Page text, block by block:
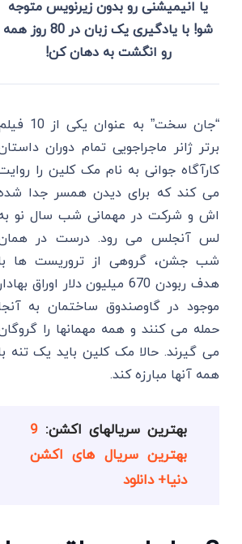
یا انیمیشنی رو بدون زیرنویس متوجه
شو! با یادگیری یک زبان در 80 روز همه
رو انگشت به دهان کن!
“جان سخت” به عنوان یکی از
برتر ژانر ماجراجویی تمام دوران
کارآگاه جوانی به نام مک کلین را
می کند که برای دیدن همسر جدا
اش و شرکت در مهمانی شب سال نو
لس آنجلس می رود. درست در
شب جشن، گروهی از تروریست ها
هدف ربودن 670 میلیون دلار اوراق
موجود در گاوصندوق ساختمان به
حمله می کنند و همه مهمانها را
می گیرند. حالا مک کلین باید یک تنه
همه آنها مبارزه کند.
بهترین سریالهای اکشن:9
بهترین سریال های اکشن
دنیا+ دانلود